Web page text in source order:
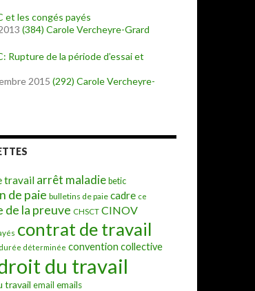
et les congés payés
(384) Carole Vercheyre-Grard
Rupture de la période d’essai et
2015 (292) Carole Vercheyre-
travail arrêt maladie betic
de paie bulletins de paie cadre ce
de la preuve CHSCT CINOV
contrat de travail
déterminée convention collective
du travail
travail email emails